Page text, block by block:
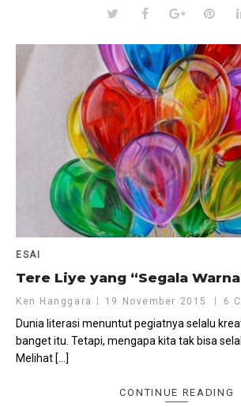
ESAI
Tere Liye yang “Segala
Ken Hanggara 19 November 2015 6
Dunia literasi menuntut pegiatnya selalu
banget itu. Tetapi, mengapa kita tak bisa
Melihat […]
CONTINUE READING